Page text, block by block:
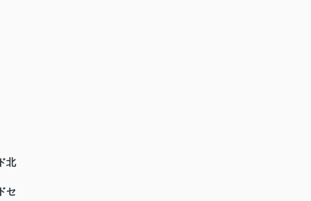
北
セ